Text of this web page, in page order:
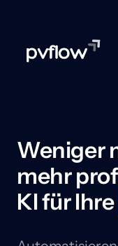
Weniger
mehr
KI für Ihre